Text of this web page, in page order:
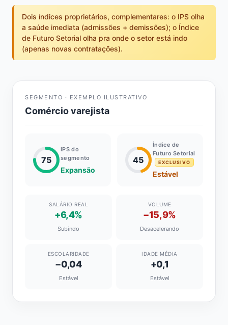
Dois índices proprietários, complementares: o IPS olha
a saúde imediata (admissões + demissões); o Índice
de Futuro Setorial olha pra onde o setor está indo
(apenas novas contratações).
SEGMENTO · EXEMPLO ILUSTRATIVO
Comércio varejista
75
IPS do
segmento
Expansão
45
Índice de
Futuro Setorial
EXCLUSIVO
Estável
SALÁRIO REAL
+6,4%
Subindo
VOLUME
−15,9%
Desacelerando
ESCOLARIDADE
−0,04
Estável
IDADE MÉDIA
+0,1
Estável